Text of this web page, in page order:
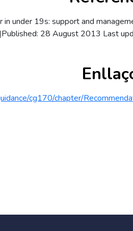
under 19s: support and
28 August 2013 Last
cg170/chapter/